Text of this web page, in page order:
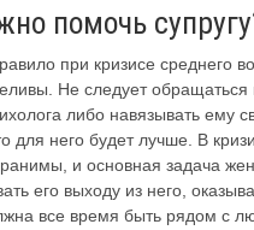
помочь
при кризисе среднего
Не следует
либо навязывать ему
для него будет лучше. В
и основная задача
его выходу из него,
все время быть рядом с